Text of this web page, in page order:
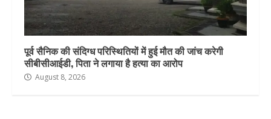
पूर्व सैनिक की संदिग्ध परिस्थितियों में हुई मौत की जांच करेगी
सीबीसीआईडी, पिता ने लगाया है हत्या का आरोप
August 8, 2026